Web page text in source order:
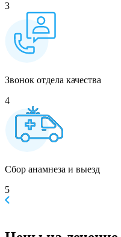
3
Звонок отдела качества
4
Сбор анамнеза и выезд
5